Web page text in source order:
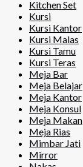
Kitchen Set
Kursi
Kursi Kantor
Kursi Malas
Kursi Tamu
Kursi Teras
Meja Bar
Meja Belajar
Meja Kantor
Meja Konsul
Meja Makan
Meja Rias
Mimbar Jati
Mirror